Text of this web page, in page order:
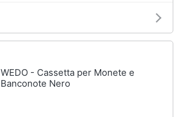
WEDO - Cassetta per Monete e
Banconote Nero